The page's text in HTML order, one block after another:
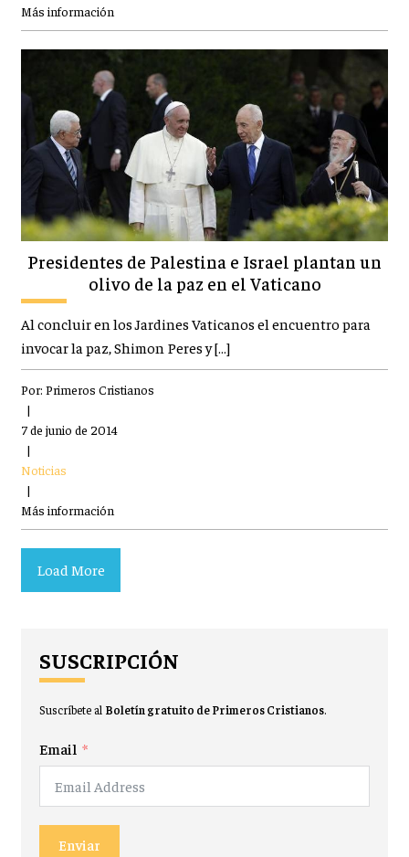
Más información
Presidentes de Palestina e Israel plantan un
olivo de la paz en el Vaticano
Al concluir en los Jardines Vaticanos el encuentro para
invocar la paz, Shimon Peres y […]
Por: Primeros Cristianos
|
7 de junio de 2014
|
Noticias
|
Más información
Load More
SUSCRIPCIÓN
Suscríbete al Boletín gratuito de Primeros Cristianos.
Email
Enviar